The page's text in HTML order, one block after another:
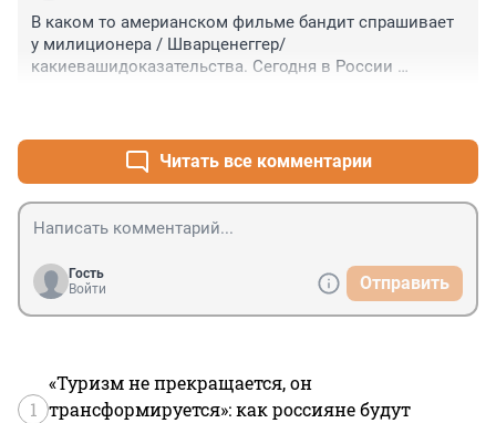
В каком то америанском фильме бандит спрашивает
у милиционера / Шварценеггер/
какиевашидоказательства. Сегодня в России
Читать все комментарии
Гость
Войти
Отправить
1
«Туризм не прекращается, он
трансформируется»: как россияне будут